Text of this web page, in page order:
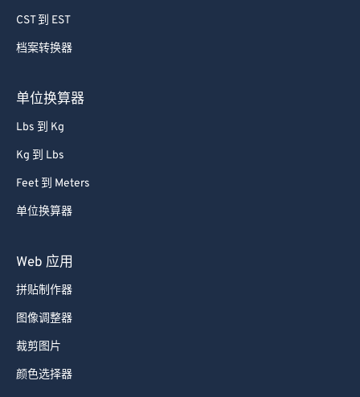
CST 到 EST
档案转换器
单位换算器
Lbs 到 Kg
Kg 到 Lbs
Feet 到 Meters
单位换算器
Web 应用
拼贴制作器
图像调整器
裁剪图片
颜色选择器